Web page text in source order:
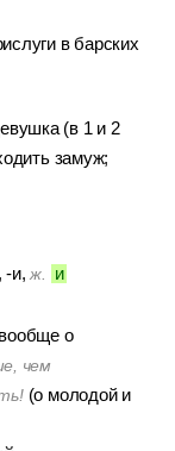
в барских
(в 1 и 2
замуж;
-и,ж. и
вообще о
чем
(о молодой и